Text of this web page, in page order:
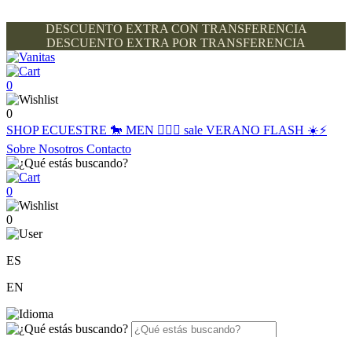
DESCUENTO EXTRA CON TRANSFERENCIA
DESCUENTO EXTRA POR TRANSFERENCIA
0
0
SHOPECUESTRE 🐎 MEN 🙋🏽‍♂️ sale VERANO FLASH ☀️⚡️
Sobre Nosotros Contacto
0
0
ES
EN